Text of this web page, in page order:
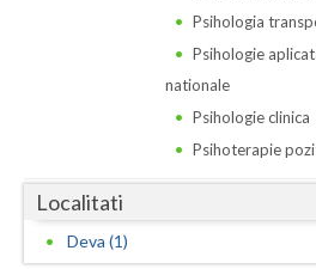
Giurgiu
Gorj
Psihologia
Psihologie
nationale
Psihologie clinica
Psihoterapie
Localitati
Deva (1)